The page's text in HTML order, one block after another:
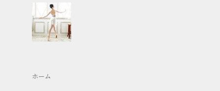
ホーム